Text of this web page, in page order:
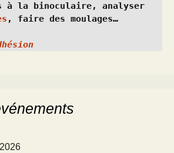
à la binoculaire, analyser
, faire des moulages…